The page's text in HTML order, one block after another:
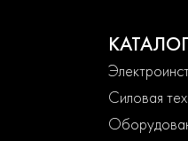
Силовая